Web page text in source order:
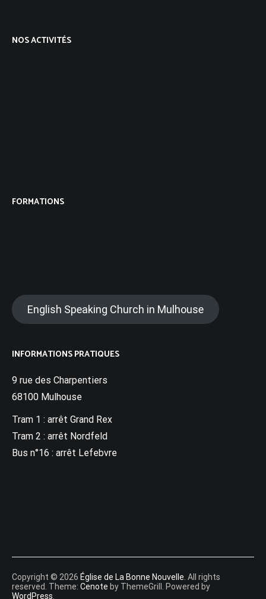
NOS ACTIVITÉS
FORMATIONS
English Speaking Church in Mulhouse
INFORMATIONS PRATIQUES
9 rue des Charpentiers
68100 Mulhouse
Tram 1 : arrêt Grand Rex
Tram 2 : arrêt Nordfeld
Bus n°16 : arrêt Lefebvre
Copyright © 2026 Église de La Bonne Nouvelle . All rights
reserved. Theme: Cenote by ThemeGrill. Powered by
WordPress